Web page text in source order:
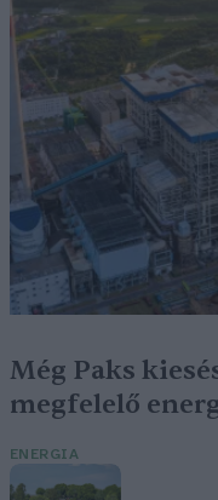
Még Paks
megfelelő
ENERGIA